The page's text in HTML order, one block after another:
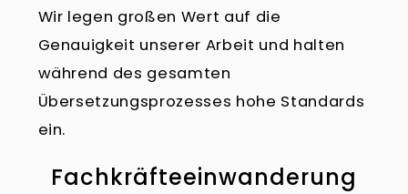
Wir legen großen Wert auf die
Genauigkeit unserer Arbeit und halten
während des gesamten
Übersetzungsprozesses hohe Standards
ein.
Fachkräfteeinwanderung